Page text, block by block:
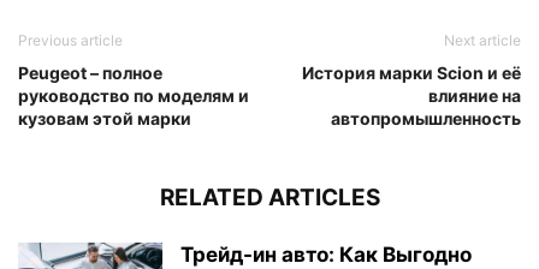
Previous article
Peugeot – полное
руководство по моделям и
кузовам этой марки
Next article
История марки Scion и её
влияние на
автопромышленность
RELATED ARTICLES
Трейд-ин авто: Как Выгодно